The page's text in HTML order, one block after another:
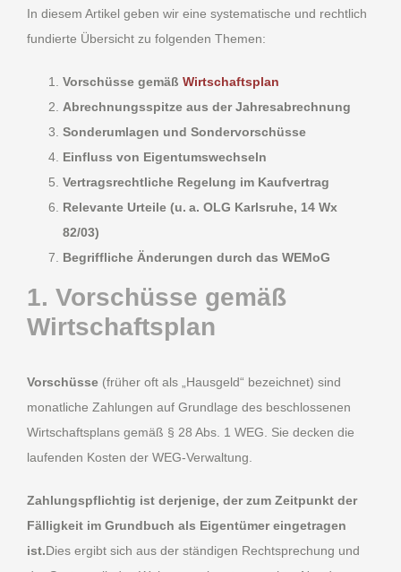
In diesem Artikel geben wir eine systematische und rechtlich
fundierte Übersicht zu folgenden Themen:
Vorschüsse gemäß Wirtschaftsplan
Abrechnungsspitze aus der Jahresabrechnung
Sonderumlagen und Sondervorschüsse
Einfluss von Eigentumswechseln
Vertragsrechtliche Regelung im Kaufvertrag
Relevante Urteile (u. a. OLG Karlsruhe, 14 Wx
82/03)
Begriffliche Änderungen durch das WEMoG
1. Vorschüsse gemäß
Wirtschaftsplan
Vorschüsse (früher oft als „Hausgeld“ bezeichnet) sind
monatliche Zahlungen auf Grundlage des beschlossenen
Wirtschaftsplans gemäß § 28 Abs. 1 WEG. Sie decken die
laufenden Kosten der WEG-Verwaltung.
Zahlungspflichtig ist derjenige, der zum Zeitpunkt der
Fälligkeit im Grundbuch als Eigentümer eingetragen
ist.Dies ergibt sich aus der ständigen Rechtsprechung und